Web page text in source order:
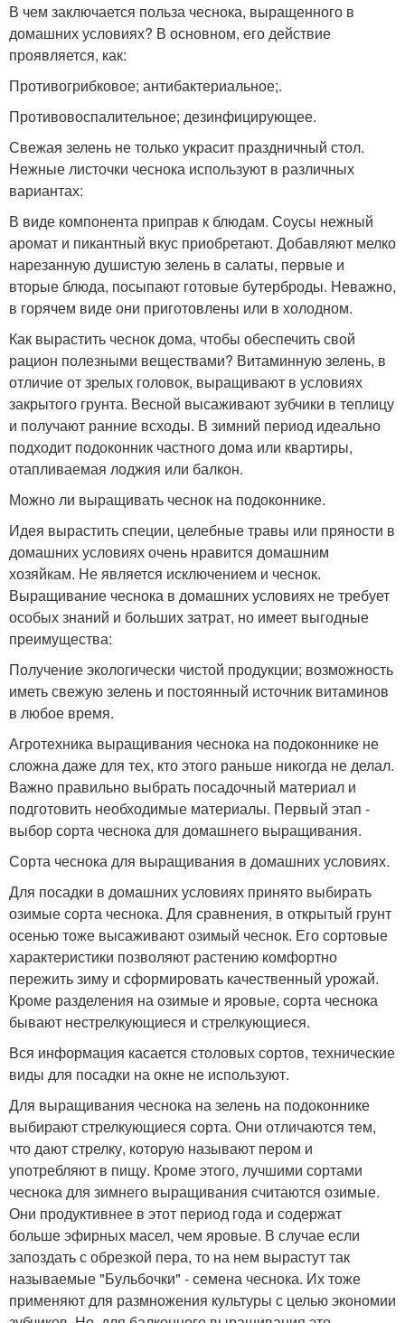
В чем заключается польза чеснока, выращенного в
домашних условиях? В основном, его действие
проявляется, как:
Противогрибковое; антибактериальное;.
Противовоспалительное; дезинфицирующее.
Свежая зелень не только украсит праздничный стол.
Нежные листочки чеснока используют в различных
вариантах:
В виде компонента приправ к блюдам. Соусы нежный
аромат и пикантный вкус приобретают. Добавляют мелко
нарезанную душистую зелень в салаты, первые и
вторые блюда, посыпают готовые бутерброды. Неважно,
в горячем виде они приготовлены или в холодном.
Как вырастить чеснок дома, чтобы обеспечить свой
рацион полезными веществами? Витаминную зелень, в
отличие от зрелых головок, выращивают в условиях
закрытого грунта. Весной высаживают зубчики в теплицу
и получают ранние всходы. В зимний период идеально
подходит подоконник частного дома или квартиры,
отапливаемая лоджия или балкон.
Можно ли выращивать чеснок на подоконнике.
Идея вырастить специи, целебные травы или пряности в
домашних условиях очень нравится домашним
хозяйкам. Не является исключением и чеснок.
Выращивание чеснока в домашних условиях не требует
особых знаний и больших затрат, но имеет выгодные
преимущества:
Получение экологически чистой продукции; возможность
иметь свежую зелень и постоянный источник витаминов
в любое время.
Агротехника выращивания чеснока на подоконнике не
сложна даже для тех, кто этого раньше никогда не делал.
Важно правильно выбрать посадочный материал и
подготовить необходимые материалы. Первый этап -
выбор сорта чеснока для домашнего выращивания.
Сорта чеснока для выращивания в домашних условиях.
Для посадки в домашних условиях принято выбирать
озимые сорта чеснока. Для сравнения, в открытый грунт
осенью тоже высаживают озимый чеснок. Его сортовые
характеристики позволяют растению комфортно
пережить зиму и сформировать качественный урожай.
Кроме разделения на озимые и яровые, сорта чеснока
бывают нестрелкующиеся и стрелкующиеся.
Вся информация касается столовых сортов, технические
виды для посадки на окне не используют.
Для выращивания чеснока на зелень на подоконнике
выбирают стрелкующиеся сорта. Они отличаются тем,
что дают стрелку, которую называют пером и
употребляют в пищу. Кроме этого, лучшими сортами
чеснока для зимнего выращивания считаются озимые.
Они продуктивнее в этот период года и содержат
больше эфирных масел, чем яровые. В случае если
запоздать с обрезкой пера, то на нем вырастут так
называемые "Бульбочки" - семена чеснока. Их тоже
применяют для размножения культуры с целью экономии